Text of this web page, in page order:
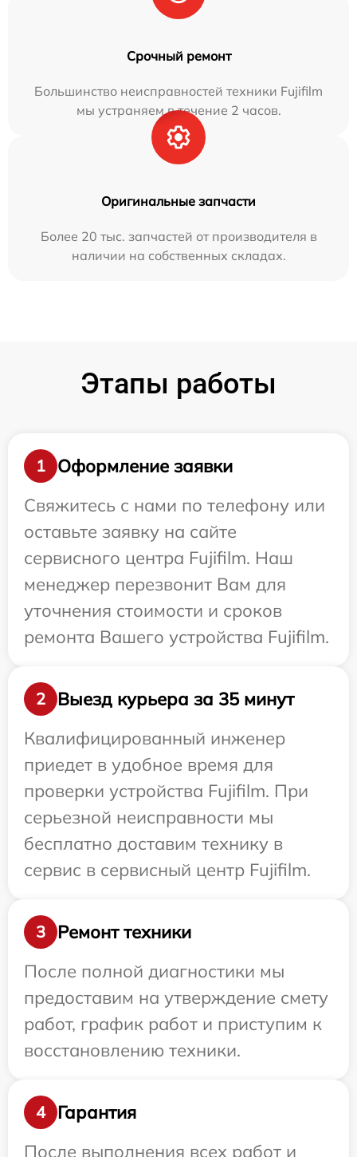
Срочный ремонт
Большинство неисправностей техники Fujifilm
мы устраняем в течение 2 часов.
Оригинальные запчасти
Более 20 тыс. запчастей от производителя в
наличии на собственных складах.
Этапы работы
1
Оформление заявки
Свяжитесь с нами по телефону или
оставьте заявку на сайте
сервисного центра Fujifilm. Наш
менеджер перезвонит Вам для
уточнения стоимости и сроков
ремонта Вашего устройства Fujifilm.
2
Выезд курьера за 35 минут
Квалифицированный инженер
приедет в удобное время для
проверки устройства Fujifilm. При
серьезной неисправности мы
бесплатно доставим технику в
сервис в сервисный центр Fujifilm.
3
Ремонт техники
После полной диагностики мы
предоставим на утверждение смету
работ, график работ и приступим к
восстановлению техники.
4
Гарантия
После выполнения всех работ и